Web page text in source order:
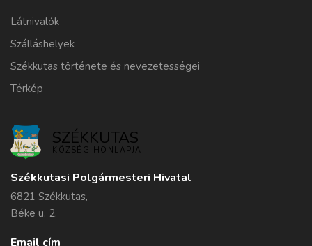
Látnivalók
Szálláshelyek
Székkutas története és nevezetességei
Térkép
SZÉKKUTAS
KÖZSÉG HONLAPJA
Székkutasi Polgármesteri Hivatal
6821 Székkutas,
Béke u. 2.
Email cím